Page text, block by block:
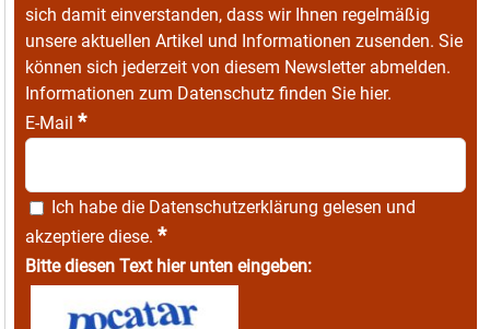
sich damit einverstanden, dass wir Ihnen regelmäßig
unsere aktuellen Artikel und Informationen zusenden. Sie
können sich jederzeit von diesem Newsletter abmelden.
Informationen zum Datenschutz finden Sie hier.
E-Mail *
Ich habe die Datenschutzerklärung gelesen und
akzeptiere diese. *
Bitte diesen Text hier unten eingeben: